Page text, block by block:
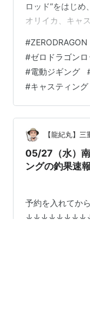
ロッド”をはじ
オリイカ、キャ
中、ブースに立
は非売品のゼロ
に、ロッドご成
ツなど豪華賞品
（日）16:00〜
ア…
#ZERODRAGON
#ゼロドラゴン
#電動ジギング
#キャスティング
【龍紀丸】
05/27（水）
ングの釣果速報